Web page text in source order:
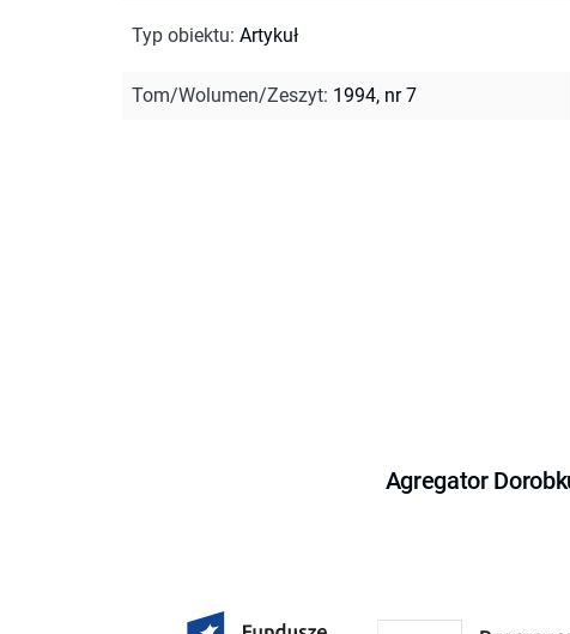
Typ obiektu: Artykuł
Tom/Wolumen/Zeszyt: 1994, nr 7
Agregator